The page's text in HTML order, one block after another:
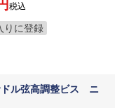
税込
りに登録
ドル弦高調整ビス ニ